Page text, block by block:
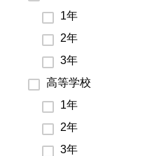
1年
2年
3年
高等学校
1年
2年
3年